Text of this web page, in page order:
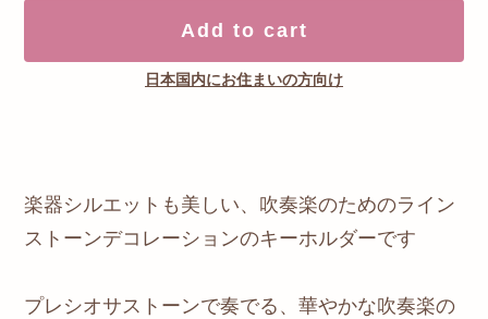
Add to cart
日本国内にお住まいの方向け
楽器シルエットも美しい、吹奏楽のためのライン
ストーンデコレーションのキーホルダーです
プレシオサストーンで奏でる、華やかな吹奏楽の